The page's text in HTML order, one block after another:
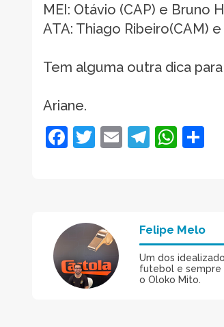
MEI: Otávio (CAP) e Bruno
ATA: Thiago Ribeiro(CAM)
Tem alguma outra dica
Ariane.
Facebook
Twitter
Email
Felipe Melo
Um dos
futebol e sempre
o Oloko Mito.